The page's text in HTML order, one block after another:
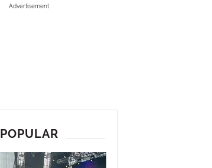
Advertisement
POPULAR